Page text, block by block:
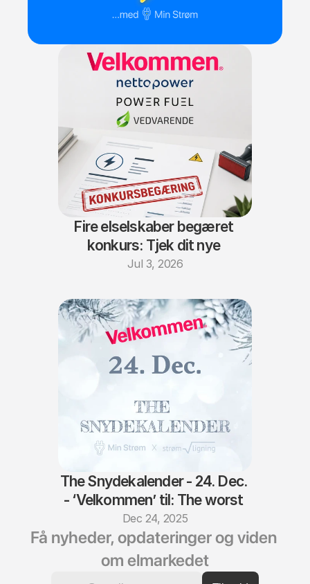
Fire elselskaber begæret
konkurs: Tjek dit nye
elselskab
Jul 3, 2026
The Snydekalender - 24. Dec.
- ‘Velkommen’ til: The worst
of the worst
Dec 24, 2025
Få nyheder, opdateringer og viden
om elmarkedet